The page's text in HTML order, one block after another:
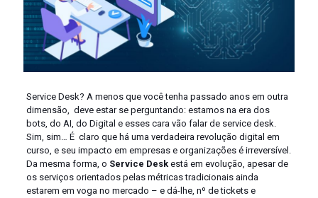
Service Desk? A menos que você tenha passado anos em outra
dimensão, deve estar se perguntando: estamos na era dos
bots, do AI, do Digital e esses cara vão falar de service desk.
Sim, sim… É claro que há uma verdadeira revolução digital em
curso, e seu impacto em empresas e organizações é irreversível.
Da mesma forma, o Service Deskestá em evolução, apesar de
os serviços orientados pelas métricas tradicionais ainda
estarem em voga no mercado – e dá-lhe, nº de tickets e